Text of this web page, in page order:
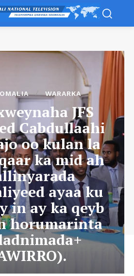
WARARKA
JFS
Cabdullaahi
oo kulan la
ka mid ah
ayaa ku
in ay ka qeyb
horumarinta